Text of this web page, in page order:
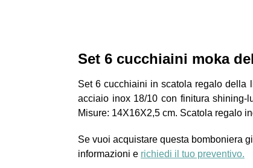
Set 6 cucchiaini moka
Set 6 cucchiaini in scatola regalo della
acciaio inox 18/10 con finitura
Misure: 14X16X2,5 cm. Scatola regalo
Se vuoi acquistare questa bomboniera
informazioni e richiedi il tuo preventivo.